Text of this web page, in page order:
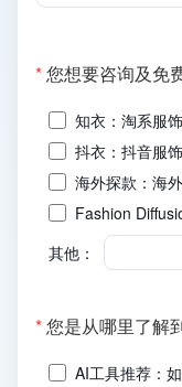
*您想要咨询及免
知衣：淘系服
抖衣：抖音服
海外探款：海
Fashion
其他：
*您是从哪里了解
AI工具推荐：